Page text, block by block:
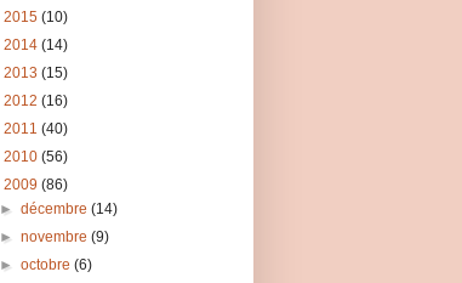
2015 (10)
2014 (14)
2013 (15)
2012 (16)
2011 (40)
2010 (56)
2009 (86)
►décembre(14)
►novembre(9)
►octobre(6)